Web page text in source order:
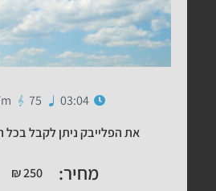
03:04
75
את הפלייבק ניתן לקבל בכל
מחיר: ₪250